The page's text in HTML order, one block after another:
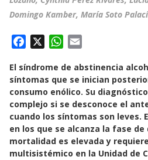
Domingo Kamber, María Soto
c
e
b
o
o
k
W
a
t
s
A
p
p
a
i
l
El síndrome de abstinencia
síntomas que se inician
consumo enólico. Su
complejo si se desconoce el
cuando los síntomas son leves.
en los que se alcanza la fase
mortalidad es elevada y
multisistémico en la Unidad de